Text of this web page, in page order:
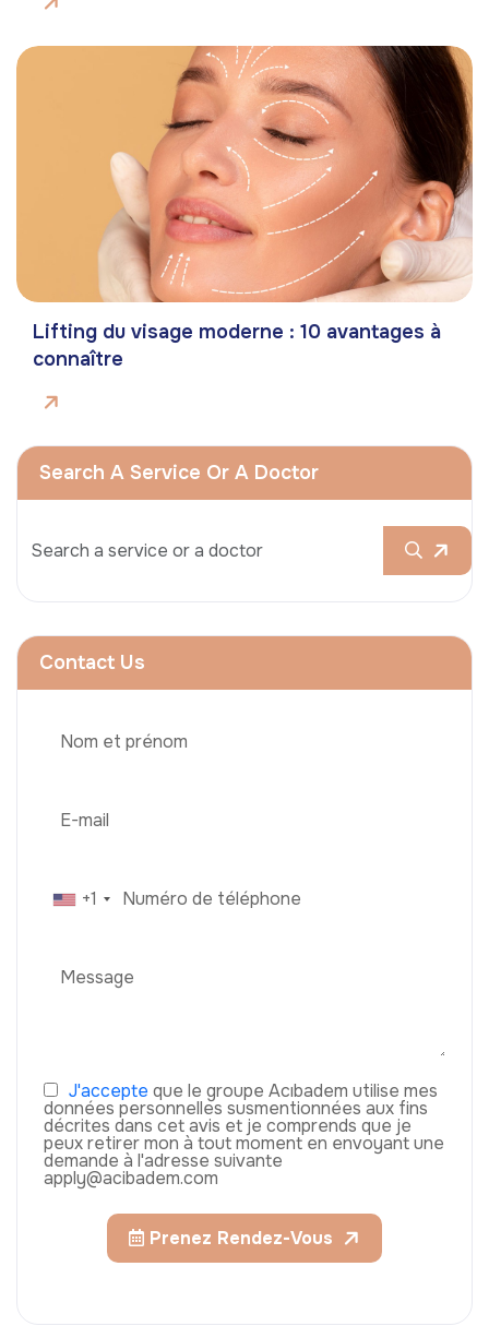
Lifting du visage moderne : 10 avantages à
connaître
Search A Service Or A Doctor
Contact Us
+1
J'accepte que le groupe Acıbadem utilise mes
données personnelles susmentionnées aux fins
décrites dans cet avis et je comprends que je
peux retirer mon à tout moment en envoyant une
demande à l'adresse suivante
apply@acibadem.com
Prenez Rendez-Vous